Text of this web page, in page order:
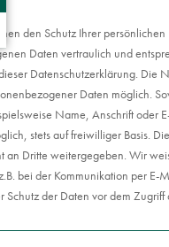
den Schutz Ihrer
Daten vertraulich und
Datenschutzerklärung. Die
Daten möglich.
Name, Anschrift oder
stets auf freiwilliger Basis.
an Dritte weitergegeben. Wir
bei der Kommunikation per E-
der Daten vor dem